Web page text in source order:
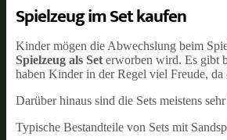
Spielzeug im Set kaufen
Kinder mögen die Abwechslung beim
Spielzeug als Set erworben wird. Es gibt
haben Kinder in der Regel viel Freude,
Darüber hinaus sind die Sets meistens
Typische Bestandteile von Sets mit